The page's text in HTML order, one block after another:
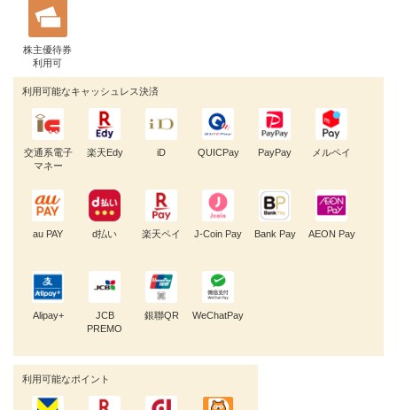
株主優待券
利用可
利用可能なキャッシュレス決済
交通系電子
マネー
楽天Edy iD QUICPay PayPay メルペイ
au PAY d払い 楽天ペイ J-Coin Pay Bank Pay AEON Pay
Alipay+
JCB
PREMO
銀聯QR WeChatPay
利用可能なポイント